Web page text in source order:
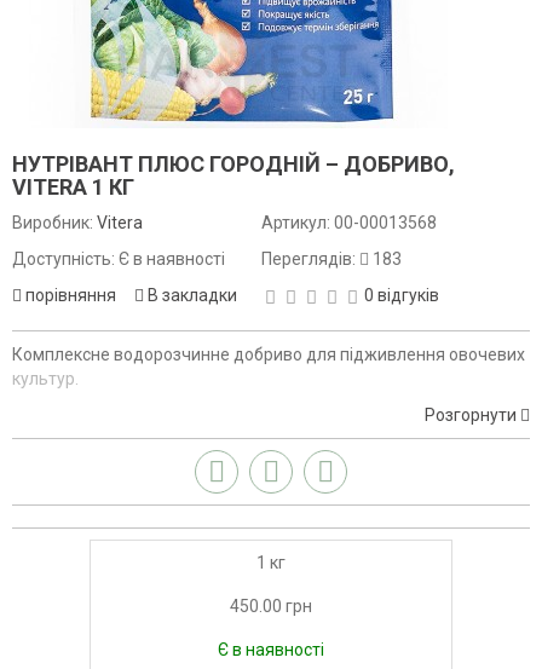
НУТРІВАНТ ПЛЮС ГОРОДНІЙ – ДОБРИВО,
VITERA 1 КГ
Виробник: Vitera
Доступність: Є в наявності
порівняння
В закладки
Артикул: 00-00013568
Переглядів:
183
0 відгуків
Комплексне водорозчинне добриво для підживлення овочевих
культур.
Розгорнути
1 кг
450.00 грн
Є в наявності